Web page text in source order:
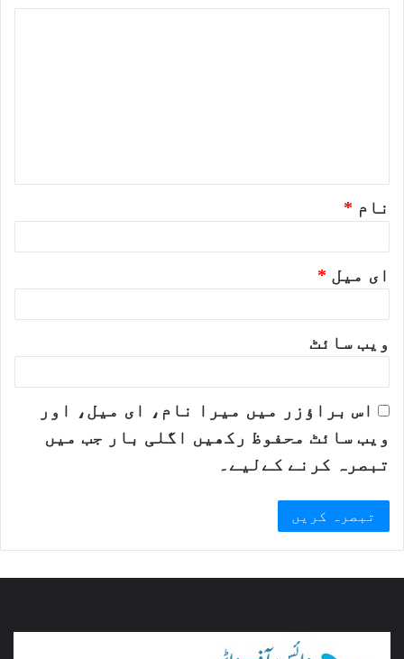
نام *
ای میل *
ویب‌ سائٹ
اس براؤزر میں میرا نام، ای میل، اور
ویب سائٹ محفوظ رکھیں اگلی بار جب میں
تبصرہ کرنے کےلیے۔